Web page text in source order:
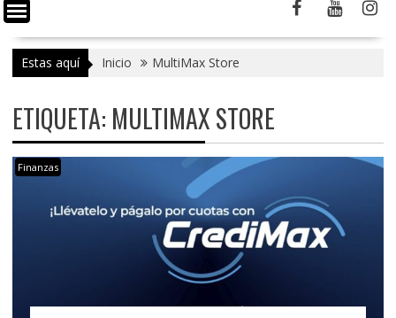
Estas aquí Inicio MultiMax Store
ETIQUETA: MULTIMAX STORE
Finanzas